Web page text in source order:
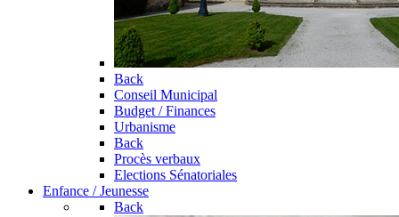
Back
Conseil Municipal
Budget / Finances
Urbanisme
Back
Procès verbaux
Elections Sénatoriales
Enfance / Jeunesse
Back